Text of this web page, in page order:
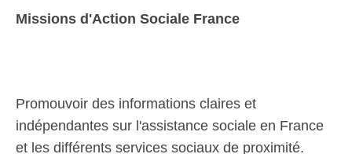
Missions d'Action Sociale France
Promouvoir des informations claires et
indépendantes sur l'assistance sociale en France
et les différents services sociaux de proximité.